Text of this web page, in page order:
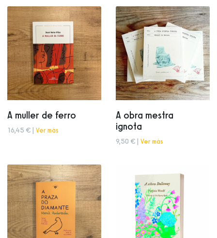
A muller de ferro
16,45 € | Ver más
A obra mestra
ignota
9,50 € | Ver más